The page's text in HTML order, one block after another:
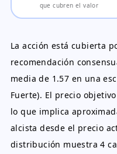
que cubren el valor
La acción está cubierta
recomendación
media de 1.57 en una
Fuerte). El precio
lo que implica
alcista desde el precio
distribución muestra 4